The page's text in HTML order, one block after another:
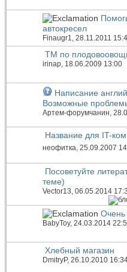
автокресел
Finaugr1, 28.11.2011
ТМ по
irinap, 18.06.2009 13:00
Написание
Возможные
Артем-форумчанин ,
Название для IT-
неофитка , 25.09.2007
Посоветуйте
теме)
Vector13, 06.05.2014
Очень
BabyToy, 24.03.2014
Хлебный магазин
DmitryP, 26.10.2010